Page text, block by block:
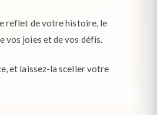
reflet de votre histoire, le
vos joies et de vos défis.
et laissez-la sceller votre